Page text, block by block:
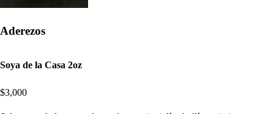
Aderezos
Soya de la Casa 2oz
$3,000